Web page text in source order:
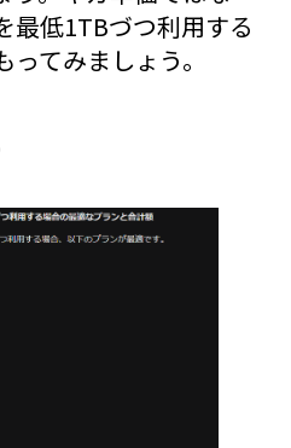
最低1TBづつ利用する
てみましょう。